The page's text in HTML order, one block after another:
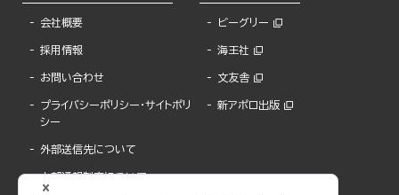
会社概要
採用情報
お問い合わせ
プライバシーポリシー・サイトポリ
シー
外部送信先について
内部通報制度について
ビーグリー
海王社
文友舎
新アポロ出版